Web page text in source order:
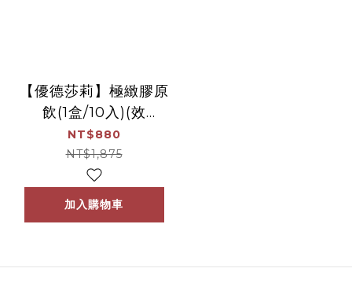
【優德莎莉】極緻膠原
飲(1盒/10入)(效
期:2026.11.06)
NT$880
NT$1,875
加入購物車